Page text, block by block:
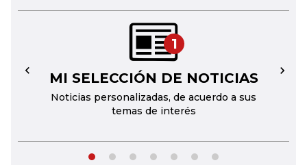
1
MI SELECCIÓN DE NOTICIAS
Noticias personalizadas, de acuerdo a sus
temas de interés
← →